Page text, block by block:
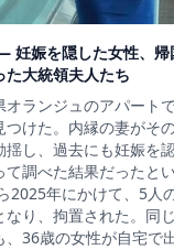
妊娠を隠した女性、帰
大統領夫人たち
オランジュのアパート
つけた。内縁の妻がそ
揺し、過去にも妊娠を
調べた結果だったと
2025年にかけて、5人
なり、拘置された。同
、36歳の女性が自宅で